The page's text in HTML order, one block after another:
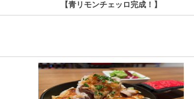
【青リモンチェッロ完成！】